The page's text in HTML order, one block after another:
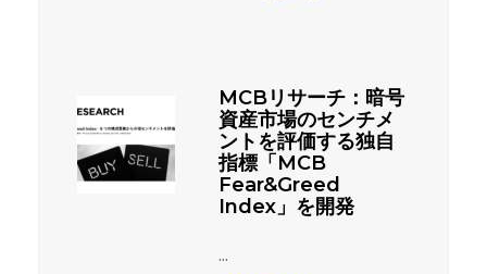
MCBリサーチ：暗号
資産市場のセンチメ
ントを評価する独自
指標「MCB
Fear&Greed
Index」を開発
...